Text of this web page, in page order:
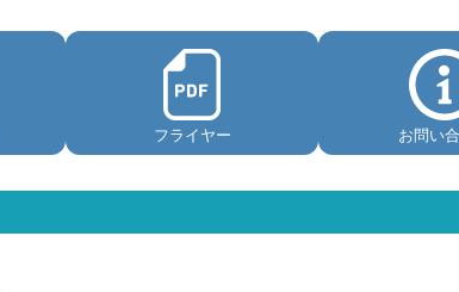
フライヤー お問い